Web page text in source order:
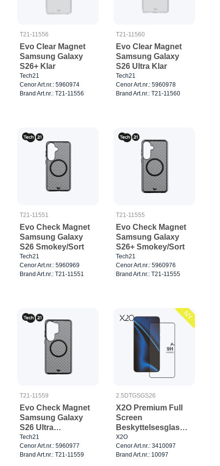
T21-11556
Evo Clear Magnet
Samsung Galaxy
S26+ Klar
Tech21
Cenor Art.nr.: 5960974
Brand Art.nr.: T21-11556
T21-11560
Evo Clear Magnet
Samsung Galaxy
S26 Ultra Klar
Tech21
Cenor Art.nr.: 5960978
Brand Art.nr.: T21-11560
T21-11551
Evo Check Magnet
Samsung Galaxy
S26 Smokey/Sort
Tech21
Cenor Art.nr.: 5960969
Brand Art.nr.: T21-11551
T21-11555
Evo Check Magnet
Samsung Galaxy
S26+ Smokey/Sort
Tech21
Cenor Art.nr.: 5960976
Brand Art.nr.: T21-11555
T21-11559
Evo Check Magnet
Samsung Galaxy
S26 Ultra
Smokey/Sort
Tech21
Cenor Art.nr.: 5960977
Brand Art.nr.: T21-11559
NY
2.5DTGSGS26
X2O Premium Full
Screen
Beskyttelsesglas
Samsung Galaxy
S26
X2O
Cenor Art.nr.: 3410097
Brand Art.nr.: 10097